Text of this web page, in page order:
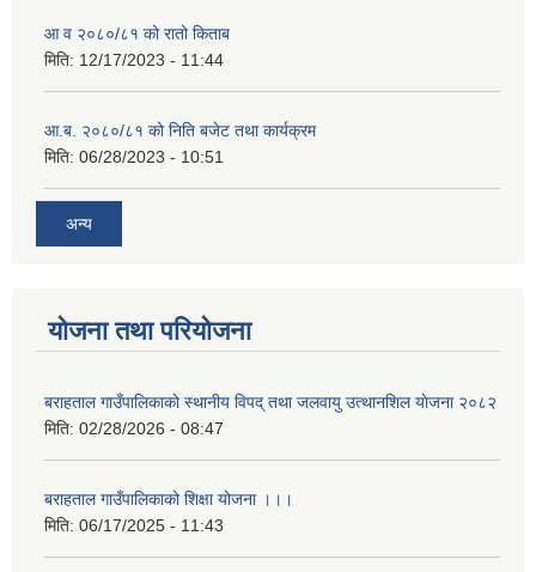
आ व २०८०/८१ को रातो किताब
मिति: 12/17/2023 - 11:44
आ.ब. २०८०/८१ को निति बजेट तथा कार्यक्रम
मिति: 06/28/2023 - 10:51
अन्य
योजना तथा परियोजना
बराहताल गाउँपालिकाकाे स्थानीय विपद् तथा जलवायु उत्थानशिल याेजना २०८२
मिति: 02/28/2026 - 08:47
बराहताल गाउँपालिकाको शिक्षा योजना ।।।
मिति: 06/17/2025 - 11:43